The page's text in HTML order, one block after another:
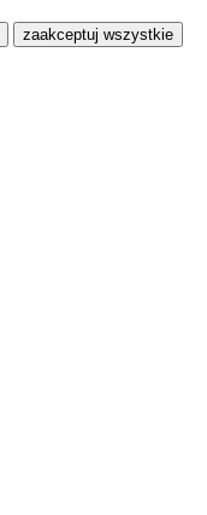
zaakceptuj wszystkie